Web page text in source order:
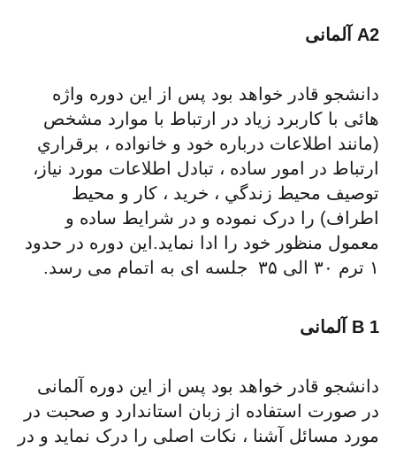
A2 آلمانی
دانشجو قادر خواهد بود پس از این دوره واژه
هائی با کاربرد زیاد در ارتباط با موارد مشخص
(مانند اطلاعات درباره خود و خانواده ، برقراري
ارتباط در امور ساده ، تبادل اطلاعات مورد نياز،
توصيف محيط زندگي ، خرید ، کار و محیط
اطراف) را درک نموده و در شرایط ساده و
معمول منظور خود را ادا نماید.این دوره در حدود
۱ ترم ۳۰ الی ۳۵ جلسه ای به اتمام می رسد.
B 1 آلمانی
دانشجو قادر خواهد بود پس از این دوره آلمانی
در صورت استفاده از زبان استاندارد و صحبت در
مورد مسائل آشنا ، نکات اصلی را درک نماید و در